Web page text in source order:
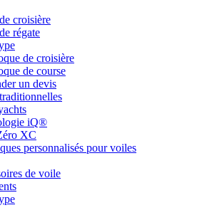
croisière
régate
de croisière
de course
un devis
iQ®
XC
personnalisés pour voiles
de voile